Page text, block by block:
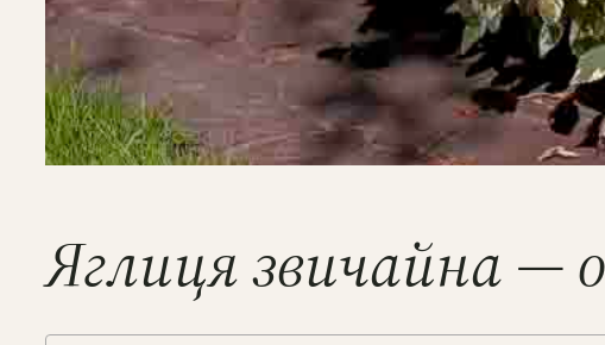
Яглиця звичайна —